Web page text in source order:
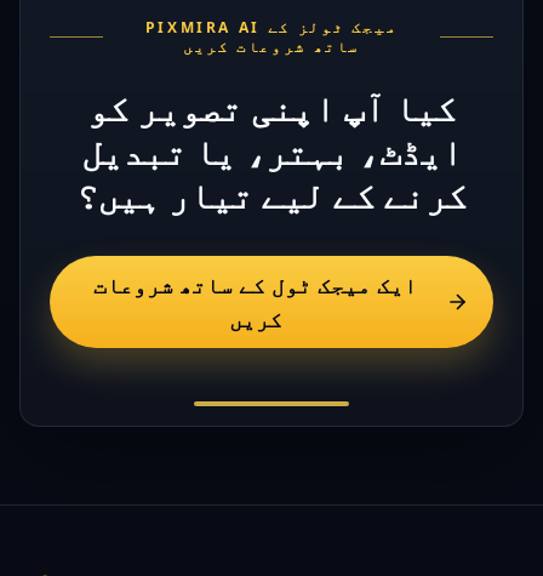
PIXMIRA AI میجک ٹولز کے
ساتھ شروعات کریں
کیا آپ اپنی تصویر کو
ایڈٹ، بہتر، یا تبدیل
کرنے کے لیے تیار ہیں؟
ایک میجک ٹول کے ساتھ شروعات
کریں